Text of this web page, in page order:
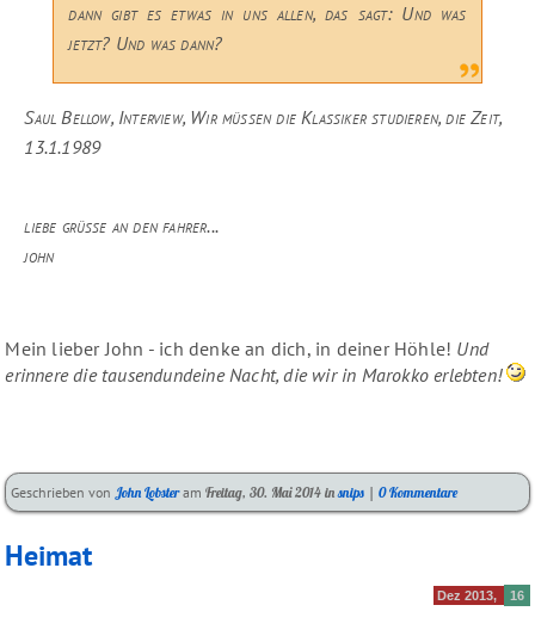
dann gibt es etwas in uns allen, das sagt: Und was
jetzt? Und was dann?
Saul Bellow, Interview, Wir müssen die Klassiker studieren, die Zeit,
13.1.1989
liebe grüße an den fahrer...
john
Mein lieber John - ich denke an dich, in deiner Höhle! Und
erinnere die tausendundeine Nacht, die wir in Marokko erlebten!
Geschrieben von John LobsteramFreitag, 30. Mai 2014 inKategorien:
snips |0 Kommentare
Heimat
Dez 2013 16